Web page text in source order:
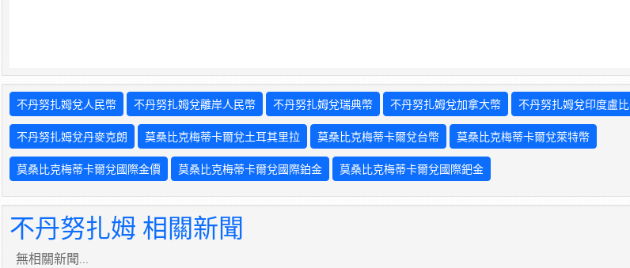
不丹努扎姆兌人民幣 不丹努扎姆兌離岸人民幣 不丹努扎姆兌瑞典幣 不丹努扎姆兌加拿大幣 不丹努扎姆兌印度盧比
不丹努扎姆兌丹麥克朗 莫桑比克梅蒂卡爾兌土耳其里拉 莫桑比克梅蒂卡爾兌台幣 莫桑比克梅蒂卡爾兌萊特幣
莫桑比克梅蒂卡爾兌國際金價 莫桑比克梅蒂卡爾兌國際鉑金 莫桑比克梅蒂卡爾兌國際鈀金
不丹努扎姆 相關新聞
無相關新聞...